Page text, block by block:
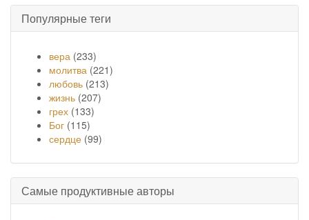
Популярные теги
вера (233)
молитва (221)
любовь (213)
жизнь (207)
грех (133)
Бог (115)
сердце (99)
Самые продуктивные авторы